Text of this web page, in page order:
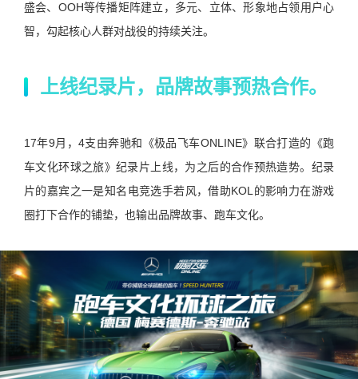
盛会、OOH等传播矩阵建立，多元、立体、形象地占领用户心
智，勾起核心人群对战役的持续关注。
上线纪录片，品牌故事预热合作。
17年9月，4支由奔驰和《极品飞车ONLINE》联合打造的《跑
车文化环球之旅》纪录片上线，为之后的合作预热造势。纪录
片的嘉宾之一是知名电竞选手若风，借助KOL的影响力在游戏
圈打下合作的铺垫，也输出品牌故事、跑车文化。